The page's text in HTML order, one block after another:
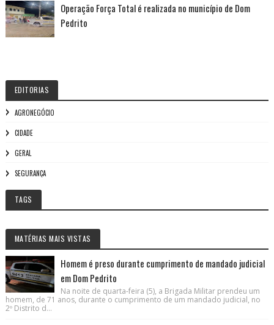
Operação Força Total é realizada no município de Dom
Pedrito
EDITORIAS
AGRONEGÓCIO
CIDADE
GERAL
SEGURANÇA
TAGS
MATÉRIAS MAIS VISTAS
Homem é preso durante cumprimento de mandado judicial
em Dom Pedrito
Na noite de quarta-feira (5), a Brigada Militar prendeu um
homem, de 71 anos, durante o cumprimento de um mandado judicial, no
2º Distrito d...